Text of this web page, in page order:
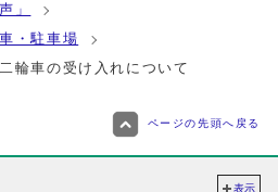
」
・駐車場
輪車の受け入れについて
ページの先頭へ戻る
表示